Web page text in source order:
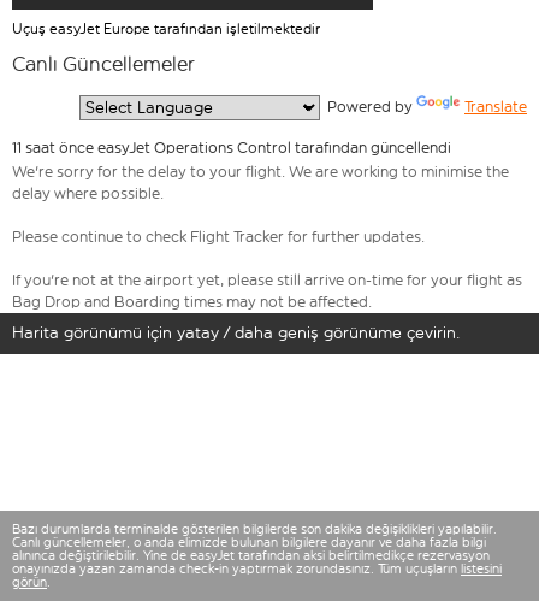
Uçuş easyJet Europe tarafından işletilmektedir
Canlı Güncellemeler
Powered by Translate
11 saat önce easyJet Operations Control tarafından güncellendi
We're sorry for the delay to your flight. We are working to minimise the
delay where possible.
Please continue to check Flight Tracker for further updates.
If you're not at the airport yet, please still arrive on-time for your flight as
Bag Drop and Boarding times may not be affected.
Harita görünümü için yatay / daha geniş görünüme çevirin.
Bazı durumlarda terminalde gösterilen bilgilerde son dakika değişiklikleri yapılabilir.
Canlı güncellemeler, o anda elimizde bulunan bilgilere dayanır ve daha fazla bilgi
alınınca değiştirilebilir. Yine de easyJet tarafından aksi belirtilmedikçe rezervasyon
onayınızda yazan zamanda check-in yaptırmak zorundasınız. Tüm uçuşların listesini
görün.